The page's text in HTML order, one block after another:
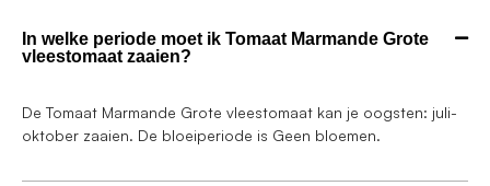
In welke periode moet ik Tomaat Marmande Grote
vleestomaat zaaien?
De Tomaat Marmande Grote vleestomaat kan je oogsten: juli-
oktober zaaien. De bloeiperiode is Geen bloemen.